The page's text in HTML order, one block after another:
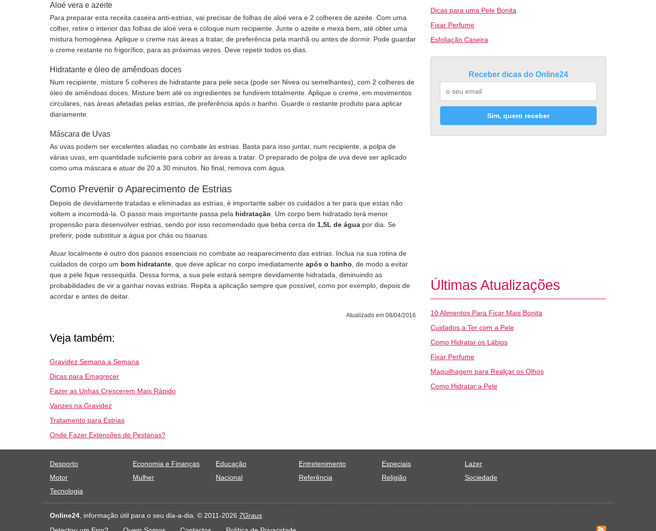
Aloé vera e azeite
Para preparar esta receita caseira anti-estrias, vai precisar de folhas de aloé vera e 2 colheres de azeite. Com uma
colher, retire o interior das folhas de aloé vera e coloque num recipiente. Junte o azeite e mexa bem, até obter uma
mistura homogénea. Aplique o creme nas áreas a tratar, de preferência pela manhã ou antes de dormir. Pode guardar
o creme restante no frigorífico, para as próximas vezes. Deve repetir todos os dias.
Hidratante e óleo de amêndoas doces
Num recipiente, misture 5 colheres de hidratante para pele seca (pode ser Nivea ou semelhantes), com 2 colheres de
óleo de amêndoas doces. Misture bem até os ingredientes se fundirem totalmente. Aplique o creme, em movimentos
circulares, nas áreas afetadas pelas estrias, de preferência após o banho. Guarde o restante produto para aplicar
diariamente.
Máscara de Uvas
As uvas podem ser excelentes aliadas no combate às estrias. Basta para isso juntar, num recipiente, a polpa de
várias uvas, em quantidade suficiente para cobrir as áreas a tratar. O preparado de polpa de uva deve ser aplicado
como uma máscara e atuar de 20 a 30 minutos. No final, remova com água.
Como Prevenir o Aparecimento de Estrias
Depois de devidamente tratadas e eliminadas as estrias, é importante saber os cuidados a ter para que estas não
voltem a incomodá-la. O passo mais importante passa pela hidratação . Um corpo bem hidratado terá menor
propensão para desenvolver estrias, sendo por isso recomendado que beba cerca de 1,5L de água por dia. Se
preferir, pode substituir a água por chás ou tisanas.
Atuar localmente é outro dos passos essenciais no combate ao reaparecimento das estrias. Inclua na sua rotina de
cuidados de corpo um bom hidratante , que deve aplicar no corpo imediatamente após o banho , de modo a evitar
que a pele fique ressequida. Dessa forma, a sua pele estará sempre devidamente hidratada, diminuindo as
probabilidades de vir a ganhar novas estrias. Repita a aplicação sempre que possível, como por exemplo, depois de
acordar e antes de deitar.
Atualizado em 08/04/2016
Veja também:
Gravidez Semana a Semana
Dicas para Emagrecer
Fazer as Unhas Crescerem Mais Rápido
Varizes na Gravidez
Tratamento para Estrias
Onde Fazer Extensões de Pestanas?
Dicas para uma Pele Bonita
Fixar Perfume
Esfoliação Caseira
Receber dicas do Online24
Sim, quero receber
Últimas Atualizações
10 Alimentos Para Ficar Mais Bonita
Cuidados a Ter com a Pele
Como Hidratar os Lábios
Fixar Perfume
Maquilhagem para Realçar os Olhos
Como Hidratar a Pele
Desporto Economia e Finanças Educação Entretenimento Especiais
Lazer
Motor
Mulher Nacional Referência Religião
Sociedade
Tecnologia
Online24 , informação útil para o seu dia-a-dia. © 2011-2026 7Graus